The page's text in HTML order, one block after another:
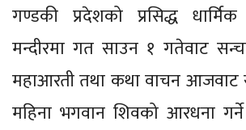
गण्डकी प्रदेशको प्रसिद्ध
मन्दीरमा गत साउन १ गतेवाट
महाआरती तथा कथा वाचन
महिना भगवान शिवको आरधना